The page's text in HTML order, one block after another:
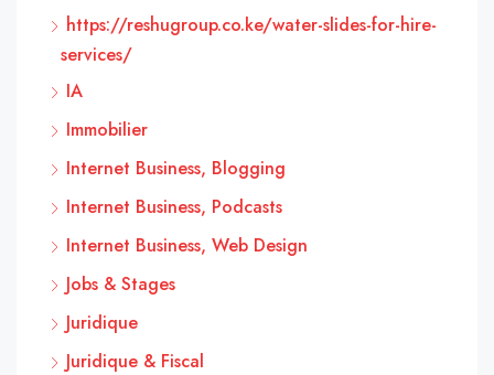
https://reshugroup.co.ke/water-slides-for-hire-
services/
IA
Immobilier
Internet Business, Blogging
Internet Business, Podcasts
Internet Business, Web Design
Jobs & Stages
Juridique
Juridique & Fiscal